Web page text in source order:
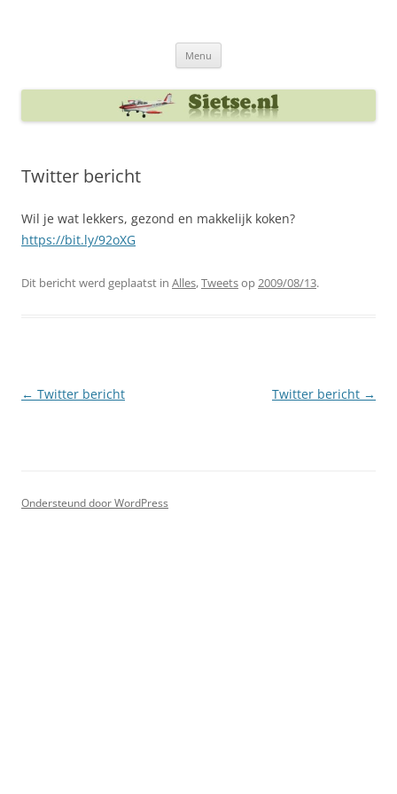
Menu
Twitter bericht
Wil je wat lekkers, gezond en makkelijk koken?
https://bit.ly/92oXG
Dit bericht werd geplaatst in Alles,Tweetsop2009/08/13.
Berichtnavigatie
← Twitter bericht Twitter bericht →
Ondersteund door WordPress